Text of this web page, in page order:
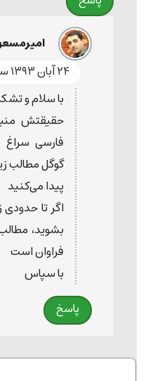
۲۴ آبان ۱۳۹۳ ساعت ۱۰:۲۳ ق٫ظ
با سلام و
حقیقتش
فارسی سراغ
گوگل مطالب
پیدا می‌کنید
اگر تا
بشوید،
فراوان است
با سپاس
پاسخ